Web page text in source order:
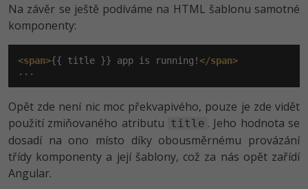
Na závěr se ještě podíváme na HTML šablonu samotné
komponenty:
<span>{{ title }} app is running!</span>
...
Opět zde není nic moc překvapivého, pouze je zde vidět
použití zmiňovaného atributu title . Jeho hodnota se
dosadí na ono místo díky obousměrnému provázání
třídy komponenty a její šablony, což za nás opět zařídí
Angular.